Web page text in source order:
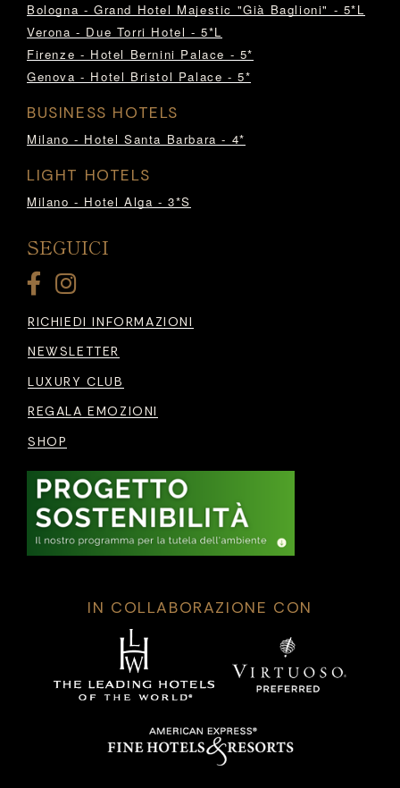
Bologna - Grand Hotel Majestic "Già Baglioni" - 5*L
Verona - Due Torri Hotel - 5*L
Firenze - Hotel Bernini Palace - 5*
Genova - Hotel Bristol Palace - 5*
BUSINESS HOTELS
Milano - Hotel Santa Barbara - 4*
LIGHT HOTELS
Milano - Hotel Alga - 3*S
SEGUICI
RICHIEDI INFORMAZIONI
NEWSLETTER
LUXURY CLUB
REGALA EMOZIONI
SHOP
IN COLLABORAZIONE CON